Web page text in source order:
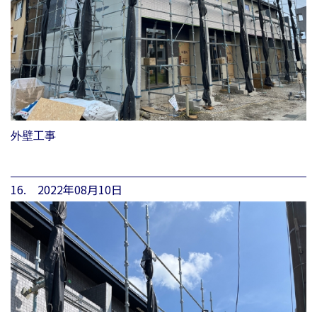
外壁工事
16. 2022年08月10日